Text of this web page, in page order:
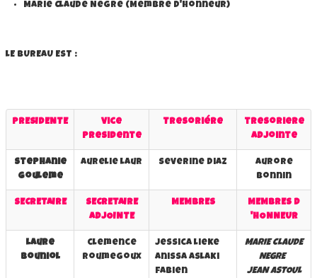
Marie Claude Negre (Membre d'Honneur)
lE BUREAU EST :
pRESIDENTE
Vice
Presidente
Tresoriére
tresoriere
adjointe
stephanie
gouleme
aurelie laur severine diaz
aurore
bonnin
SECRETAIRE
SECRETAIRE
ADJOINTE
MEMBRES
MEMBRES D
'HONNEUR
laure
bouniol
clemence
roumegoux
jessica lieke
anissa aslaki
fabien
MARIE CLAUDE
NEGRE
JEAN ASTOUL